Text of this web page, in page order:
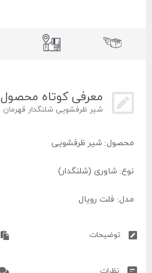
معرفی کوتاه محصول
شیر ظرفشویی شلنگدار قهرمان
محصول: شیر ظرفشویی
نوع: شاوری (شلنگدار)
مدل: فلت رویال
توضیحات